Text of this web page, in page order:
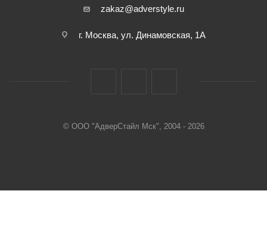
zakaz@adverstyle.ru
г. Москва, ул. Динамовская, 1А
© ООО "АдверСтайл Мск", 2004 - 2026